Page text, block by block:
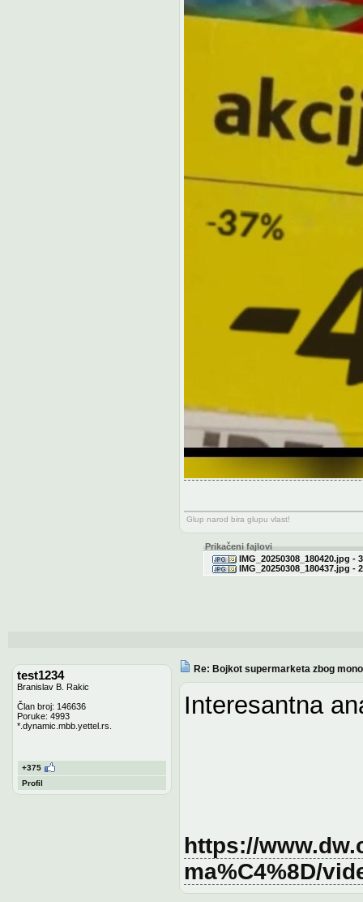
Glup narod bira glupu vlast!
Prikačeni fajlovi
IMG_20250308_180420.jpg -
IMG_20250308_180437.jpg -
test1234
Branislav B. Rakic
Član broj: 146636
Poruke: 4993
*.dynamic.mbb.yettel.rs.
+375
Profil
Re: Bojkot supermarketa zbog
Interesantna
https://
ma%C4%8D/